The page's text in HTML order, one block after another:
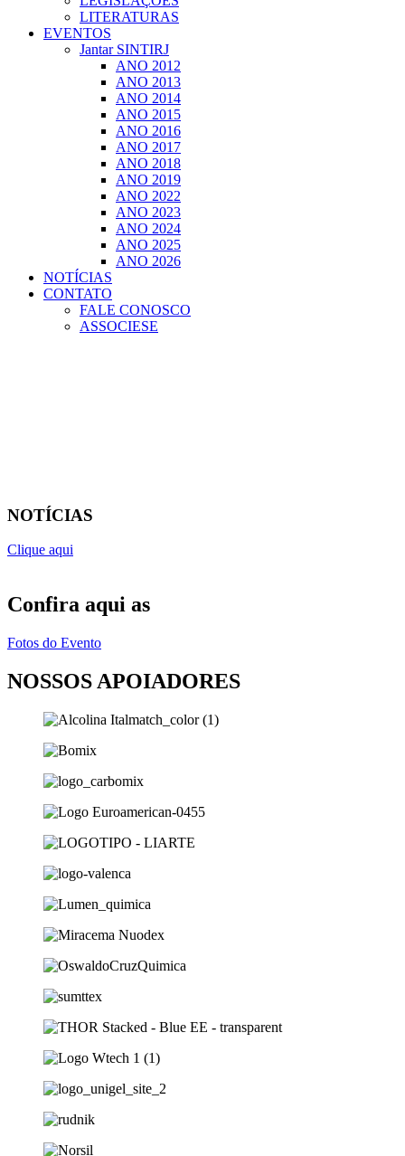
LITERATURAS
EVENTOS
Jantar SINTIRJ
ANO 2012
ANO 2013
ANO 2014
ANO 2015
ANO 2016
ANO 2017
ANO 2018
ANO 2019
ANO 2022
ANO 2023
ANO 2024
ANO 2025
ANO 2026
NOTÍCIAS
CONTATO
FALE CONOSCO
ASSOCIESE
NOTÍCIAS
Clique aqui
Confira aqui as
Fotos do Evento
NOSSOS APOIADORES